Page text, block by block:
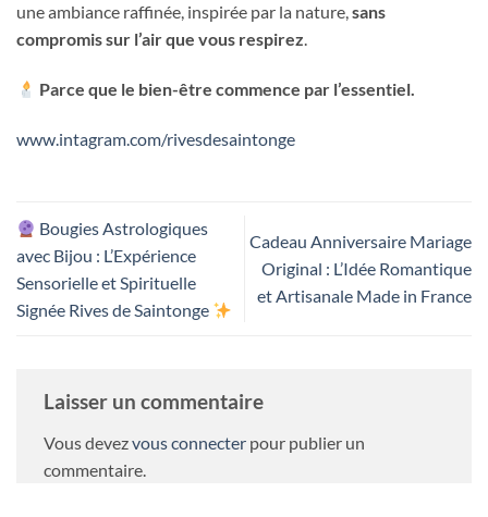
une ambiance raffinée, inspirée par la nature,sans
compromis sur l’air que vous respirez.
Parce que le bien-être commence par l’essentiel.
www.intagram.com/rivesdesaintonge
Bougies Astrologiques
avec Bijou : L’Expérience
Sensorielle et Spirituelle
Signée Rives de Saintonge
Cadeau Anniversaire Mariage
Original : L’Idée Romantique
et Artisanale Made in France
Laisser un commentaire
Vous devezvous connecter pour publier un
commentaire.